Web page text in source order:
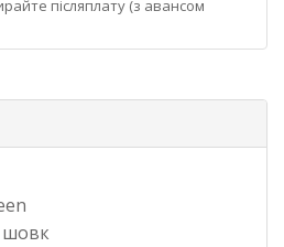
післяплату (з авансом